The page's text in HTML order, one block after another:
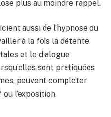
plus au moindre rappel.
aussi de l’hypnose ou
à la fois la détente
et le dialogue
sont pratiquées
peuvent compléter
l’exposition.